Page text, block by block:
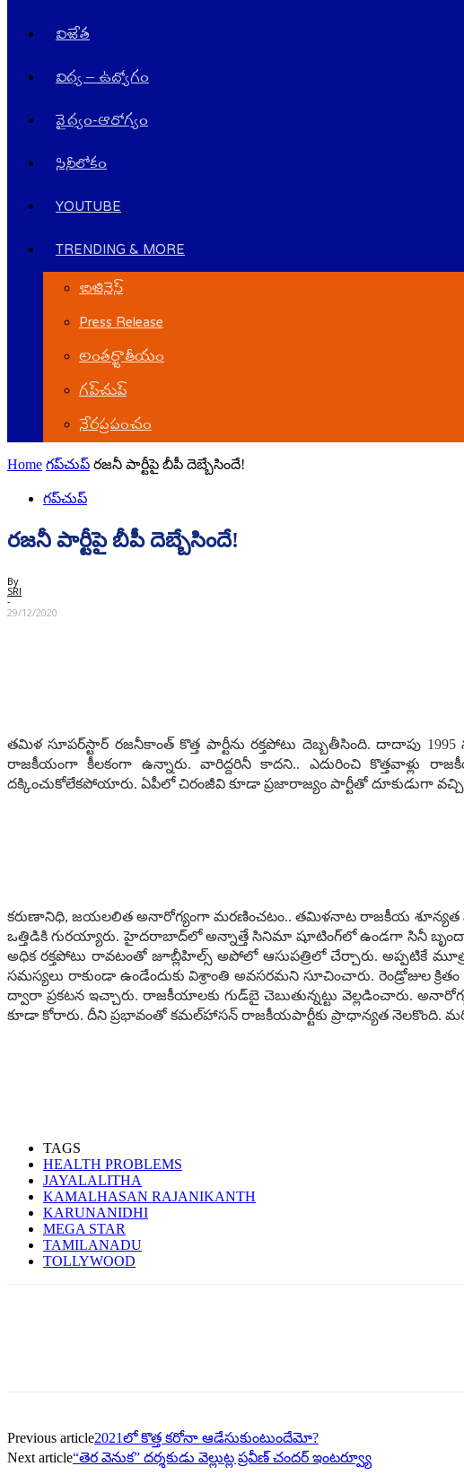
విజేత
విద్య – ఉద్యోగం
వైద్యం-ఆరోగ్యం
సినీలోకం
YOUTUBE
TRENDING & MORE
బిజినెస్
Press Release
అంతర్జాతీయం
గ‌ప్‌చుప్
నేర‌ప్ర‌పంచం
Home గ‌ప్‌చుప్ ర‌జ‌నీ పార్టీపై బీపీ దెబ్బేసిందే!
గ‌ప్‌చుప్
ర‌జ‌నీ పార్టీపై బీపీ దెబ్బేసిందే!
By
SRI
-
29/12/2020
త‌మిళ సూప‌ర్‌స్టార్ ర‌జ‌నీకాంత్ కొత్త పార్టీను ర‌క్త‌పోటు దెబ్బ‌తీసింది. దాదాపు
రాజ‌కీయంగా కీల‌కంగా ఉన్నారు. వారిద్ద‌రినీ కాద‌ని.. ఎదురించి కొత్త‌వాళ్లు
ద‌క్కించుకోలేక‌పోయారు. ఏపీలో చిరంజీవి కూడా ప్ర‌జారాజ్యం పార్టీతో దూకుడుగా
క‌రుణానిధి, జ‌య‌ల‌లిత అనారోగ్యంగా మ‌ర‌ణించ‌టం.. త‌మిళ‌నాట రాజ‌కీయ శూన్య‌త
ఒత్తిడికి గుర‌య్యారు. హైద‌రాబాద్‌లో అన్నాత్తే సినిమా షూటింగ్‌లో ఉండ‌గా సినీ
అధిక ర‌క్త‌పోటు రావ‌టంతో జూబ్లీహిల్స్ అపోలో ఆసుప‌త్రిలో చేర్చారు. అప్ప‌టికే
స‌మ‌స్య‌లు రాకుండా ఉండేందుకు విశ్రాంతి అవ‌స‌ర‌మ‌ని సూచించారు. రెండ్రోజుల
ద్వారా ప్ర‌క‌ట‌న ఇచ్చారు. రాజ‌కీయాల‌కు గుడ్‌బై చెబుతున్న‌ట్టు వెల్ల‌డించారు.
కూడా కోరారు. దీని ప్ర‌భావంతో క‌మ‌ల్‌హాస‌న్ రాజకీయ‌పార్టీకు ప్రాధాన్య‌త నెల‌కొంది. మ‌రి
TAGS
HEALTH PROBLEMS
JAYALALITHA
KAMALHASAN RAJANIKANTH
KARUNANIDHI
MEGA STAR
TAMILANADU
TOLLYWOOD
Previous article2021లో కొత్త క‌రోనా ఆడేసుకుంటుందేమో?
Next article“తెర వెనుక” దర్శకుడు వెల్లుట్ల ప్రవీణ్ చందర్ ఇంటర్వ్యూ